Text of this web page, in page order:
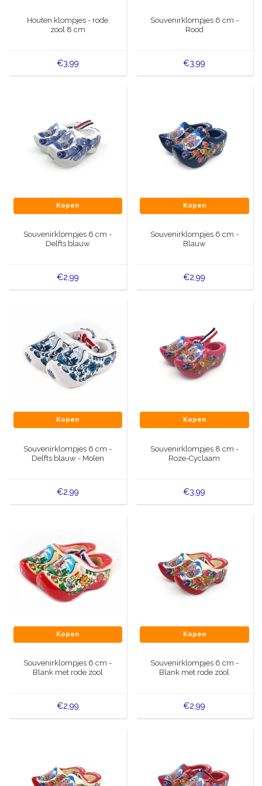
Wens & Ansichtkaarten
Koninghuis artikelen
Wandborden - Gekleurd en Delfts blauw
Peper en Zout stelletjes
Delfts blauwe magneten
Houten klompjes - rode
zool 8 cm
€3,99
Souvenirklompjes 6 cm -
Rood
€3,99
Kopen
Souvenirklompjes 6 cm -
Delfts blauw
€2,99
Kopen
Souvenirklompjes 6 cm -
Blauw
€2,99
Kopen
Souvenirklompjes 6 cm -
Delfts blauw - Molen
€2,99
Kopen
Souvenirklompjes 8 cm -
Roze-Cyclaam
€3,99
Kopen
Souvenirklompjes 6 cm -
Blank met rode zool
€2,99
Kopen
Souvenirklompjes 6 cm -
Blank met rode zool
€2,99